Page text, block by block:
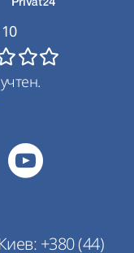
Киев: +380 (44)
10